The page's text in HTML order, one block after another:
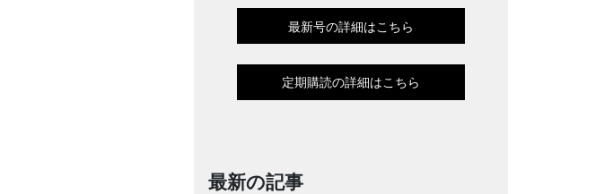
最新号の詳細はこちら
定期購読の詳細はこちら
最新の記事